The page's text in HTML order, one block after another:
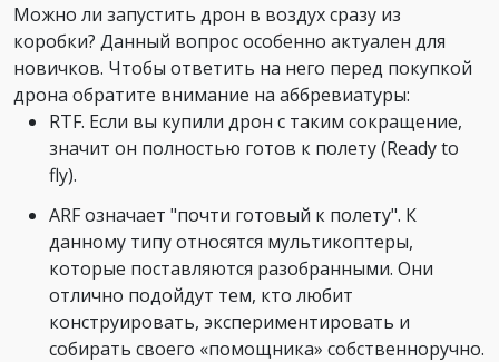
Можно ли запустить дрон в воздух сразу из
коробки? Данный вопрос особенно актуален для
новичков. Чтобы ответить на него перед покупкой
дрона обратите внимание на аббревиатуры:
RTF. Если вы купили дрон с таким сокращение,
значит он полностью готов к полету (Ready to
fly).
ARF означает "почти готовый к полету". К
данному типу относятся мультикоптеры,
которые поставляются разобранными. Они
отлично подойдут тем, кто любит
конструировать, экспериментировать и
собирать своего «помощника» собственноручно.